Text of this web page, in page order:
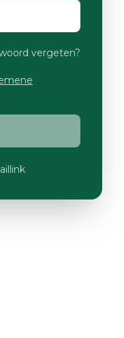
vergeten?